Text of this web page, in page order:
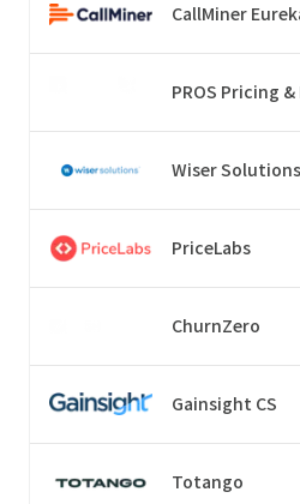
Wiser
PriceLabs
ChurnZero
Gainsight CS
Totango